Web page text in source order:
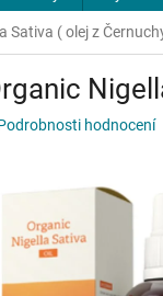
Sativa ( olej z
hodnocení